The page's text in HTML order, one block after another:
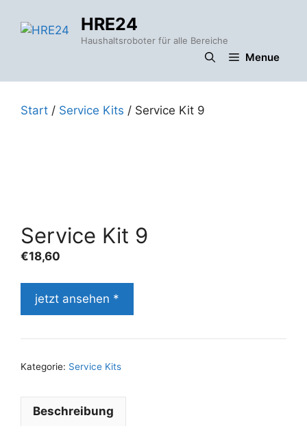
Inhalt
HRE24
Haushaltsroboter für alle Bereiche
Menue
Start / Service Kits / Service Kit 9
Service Kit 9
€18,60
jetzt ansehen *
Kategorie: Service Kits
Beschreibung